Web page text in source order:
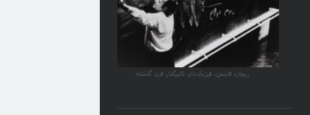
ریچارد فاینمن، فیزیک‌دان تاثیرگذار قرن گذشته